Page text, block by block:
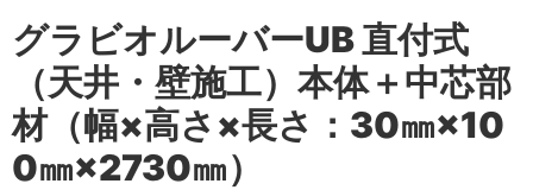
グラビオルーバーUB 直付式
（天井・壁施工）本体＋中芯部
材（幅×高さ×長さ：30㎜×10
0㎜×2730㎜）